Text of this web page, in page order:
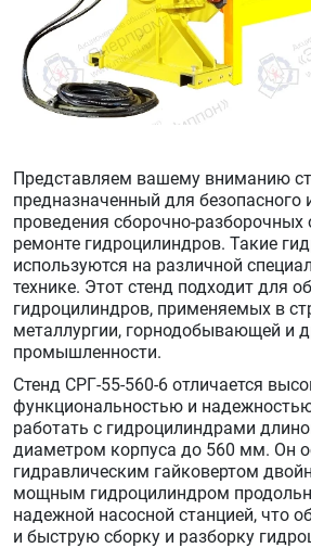
Представляем вашему вниманию
предназначенный для безопасного
проведения сборочно-разборочных
ремонте гидроцилиндров. Такие
используются на различной
технике. Этот стенд подходит для
гидроцилиндров, применяемых в
металлургии, горнодобывающей и
промышленности.
Стенд СРГ-55-560-6 отличается
функциональностью и
работать с гидроцилиндрами
диаметром корпуса до 560 мм. Он
гидравлическим гайковертом
мощным гидроцилиндром
надежной насосной станцией, что
и быструю сборку и разборку